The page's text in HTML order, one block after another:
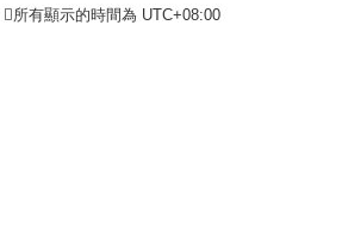
所有顯示的時間為 UTC+08:00